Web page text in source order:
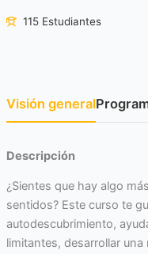
115 Estudiantes
Visión general
Descripción
¿Sientes que hay algo
sentidos? Este curso te
autodescubrimiento,
limitantes, desarrollar